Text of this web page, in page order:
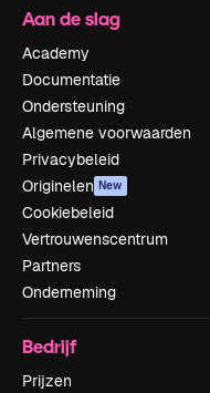
Aan de slag
Academy
Documentatie
Ondersteuning
Algemene voorwaarden
Privacybeleid
Originelen New
Cookiebeleid
Vertrouwenscentrum
Partners
Onderneming
Bedrijf
Prijzen